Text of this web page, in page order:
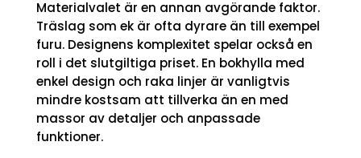
Materialvalet är en annan avgörande faktor.
Träslag som ek är ofta dyrare än till exempel
furu. Designens komplexitet spelar också en
roll i det slutgiltiga priset. En bokhylla med
enkel design och raka linjer är vanligtvis
mindre kostsam att tillverka än en med
massor av detaljer och anpassade
funktioner.